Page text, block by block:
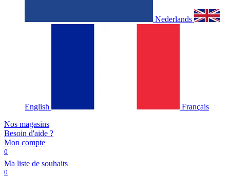
Nederlands
English
Français
Nos magasins
Besoin d'aide ?
Mon compte
0
Ma liste de souhaits
0